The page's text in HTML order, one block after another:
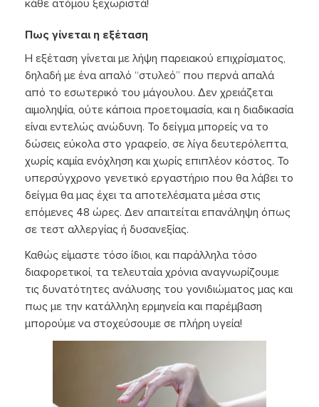
κάθε ατόμου ξεχωριστά!
Πως γίνεται η εξέταση
Η εξέταση γίνεται με λήψη παρειακού επιχρίσματος,
δηλαδή με ένα απαλό “στυλεό” που περνά απαλά
από το εσωτερικό του μάγουλου. Δεν χρειάζεται
αιμοληψία, ούτε κάποια προετοιμασία, και η διαδικασία
είναι εντελώς ανώδυνη. Το δείγμα μπορείς να το
δώσεις εύκολα στο γραφείο, σε λίγα δευτερόλεπτα,
χωρίς καμία ενόχληση και χωρίς επιπλέον κόστος. Το
υπερσύγχρονο γενετικό εργαστήριο που θα λάβει το
δείγμα θα μας έχει τα αποτελέσματα μέσα στις
επόμενες 48 ώρες. Δεν απαιτείται επανάληψη όπως
σε τεστ αλλεργίας ή δυσανεξίας.
Καθώς είμαστε τόσο ίδιοι, και παράλληλα τόσο
διαφορετικοί, τα τελευταία χρόνια αναγνωρίζουμε
τις δυνατότητες ανάλυσης του γονιδιώματος μας και
πως με την κατάλληλη ερμηνεία και παρέμβαση
μπορούμε να στοχεύσουμε σε πλήρη υγεία!